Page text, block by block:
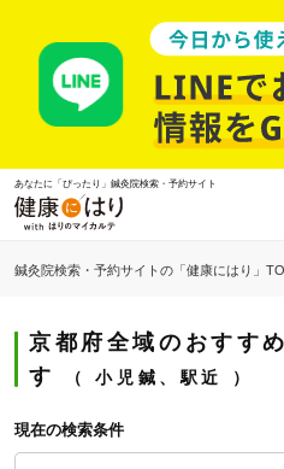
あなたに「ぴったり」鍼灸院検索・予約サイト
鍼灸院検索・予約サイトの「健康にはり」
京都府全域のおすす
す
小児鍼、駅近
現在の検索条件